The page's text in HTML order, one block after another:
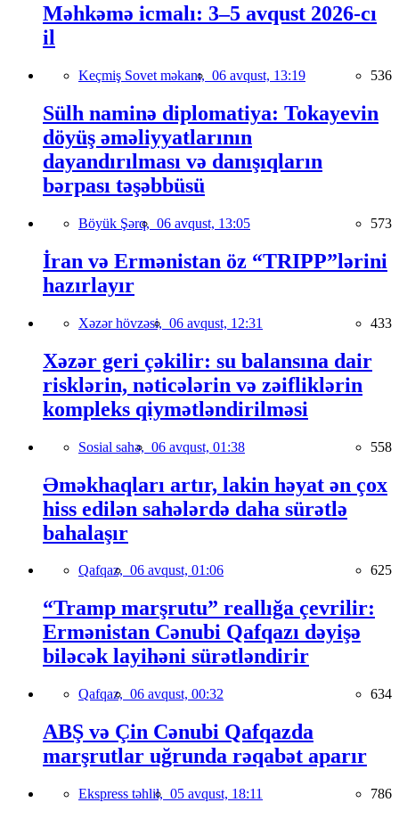
Məhkəmə icmalı: 3–5 avqust 2026-cı
il
Keçmiş Sovet məkanı, 06 avqust, 13:19 536
Sülh naminə diplomatiya: Tokayevin
döyüş əməliyyatlarının
dayandırılması və danışıqların
bərpası təşəbbüsü
Böyük Şərq, 06 avqust, 13:05 573
İran və Ermənistan öz “TRIPP”lərini
hazırlayır
Xəzər hövzəsi, 06 avqust, 12:31 433
Xəzər geri çəkilir: su balansına dair
risklərin, nəticələrin və zəifliklərin
kompleks qiymətləndirilməsi
Sosial sahə, 06 avqust, 01:38 558
Əməkhaqları artır, lakin həyat ən çox
hiss edilən sahələrdə daha sürətlə
bahalaşır
Qafqaz, 06 avqust, 01:06 625
“Tramp marşrutu” reallığa çevrilir:
Ermənistan Cənubi Qafqazı dəyişə
biləcək layihəni sürətləndirir
Qafqaz, 06 avqust, 00:32 634
ABŞ və Çin Cənubi Qafqazda
marşrutlar uğrunda rəqabət aparır
Ekspress təhlil, 05 avqust, 18:11 786